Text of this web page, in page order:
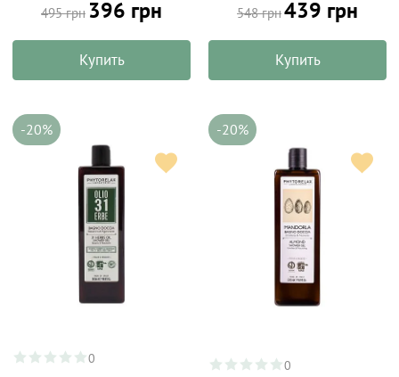
495 грн 396 грн
Купить
548 грн439 грн
Купить
-20%
0
-20%
0